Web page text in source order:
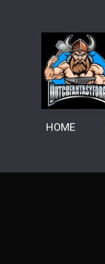
Hauptinhalt
HOME